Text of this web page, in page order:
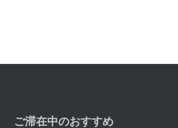
ご滞在中のおすすめ